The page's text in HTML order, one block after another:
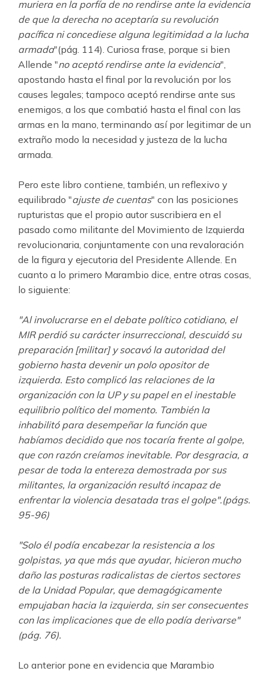
muriera en la porfía de no rendirse ante la evidencia
de que la derecha no aceptaría su revolución
pacífica ni concediese alguna legitimidad a la lucha
armada"(pág. 114). Curiosa frase, porque si bien
Allende "no aceptó rendirse ante la evidencia",
apostando hasta el final por la revolución por los
causes legales; tampoco aceptó rendirse ante sus
enemigos, a los que combatió hasta el final con las
armas en la mano, terminando así por legitimar de un
extraño modo la necesidad y justeza de la lucha
armada.
Pero este libro contiene, también, un reflexivo y
equilibrado "ajuste de cuentas" con las posiciones
rupturistas que el propio autor suscribiera en el
pasado como militante del Movimiento de Izquierda
revolucionaria, conjuntamente con una revaloración
de la figura y ejecutoria del Presidente Allende. En
cuanto a lo primero Marambio dice, entre otras cosas,
lo siguiente:
"Al involucrarse en el debate político cotidiano, el
MIR perdió su carácter insurreccional, descuidó su
preparación [militar] y socavó la autoridad del
gobierno hasta devenir un polo opositor de
izquierda. Esto complicó las relaciones de la
organización con la UP y su papel en el inestable
equilibrio político del momento. También la
inhabilitó para desempeñar la función que
habíamos decidido que nos tocaría frente al golpe,
que con razón creíamos inevitable. Por desgracia, a
pesar de toda la entereza demostrada por sus
militantes, la organización resultó incapaz de
enfrentar la violencia desatada tras el golpe".(págs.
95-96)
"Solo él podía encabezar la resistencia a los
golpistas, ya que más que ayudar, hicieron mucho
daño las posturas radicalistas de ciertos sectores
de la Unidad Popular, que demagógicamente
empujaban hacia la izquierda, sin ser consecuentes
con las implicaciones que de ello podía derivarse"
(pág. 76).
Lo anterior pone en evidencia que Marambio